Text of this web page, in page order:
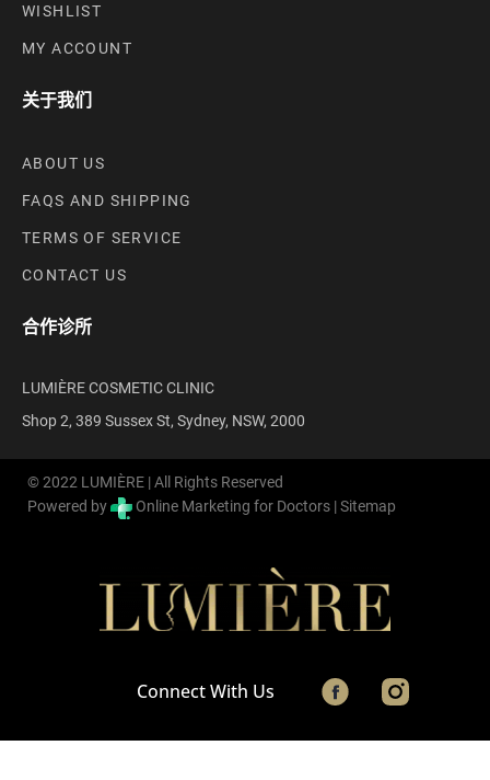
WISHLIST
MY ACCOUNT
关于我们
ABOUT US
FAQS AND SHIPPING
TERMS OF SERVICE
CONTACT US
合作诊所
LUMIÈRE COSMETIC CLINIC
Shop 2, 389 Sussex St, Sydney, NSW, 2000
© 2022 LUMIÈRE | All Rights Reserved
Powered by
Online Marketing for Doctors |Sitemap
Connect With Us